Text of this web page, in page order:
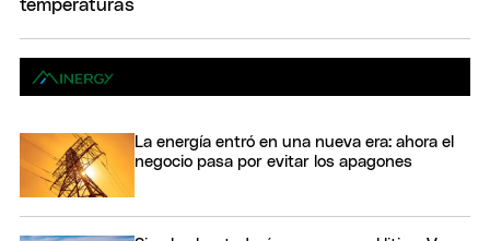
La energía entró en una nueva era: ahora el
negocio pasa por evitar los apagones